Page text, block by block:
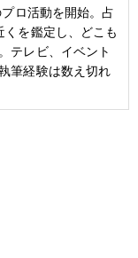
ロ活動を開始。占
を鑑定し、どこも
テレビ、イベント
筆経験は数え切れ